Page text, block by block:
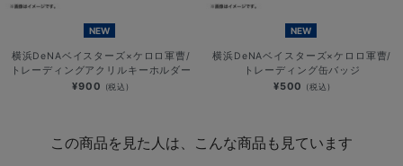
NEW
横浜DeNAベイスターズ×ケロロ軍曹/
トレーディングアクリルキーホルダー
¥900 (税込)
NEW
横浜DeNAベイスターズ×ケロロ軍曹/
トレーディング缶バッジ
¥500 (税込)
この商品を見た人は、こんな商品も見ています